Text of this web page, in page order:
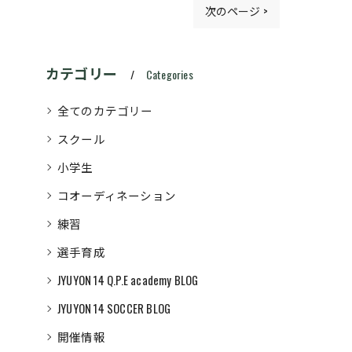
次のページ >
カテゴリー Categories
全てのカテゴリー
スクール
小学生
コオーディネーション
練習
選手育成
JYUYON 14 Q.P.E academy BLOG
JYUYON 14 SOCCER BLOG
開催情報